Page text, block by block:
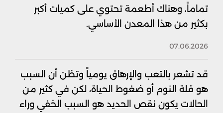
تماماً، وهناك أطعمة تحتوي على كميات أكبر
بكثير من هذا المعدن الأساسي.
07.06.2026
قد تشعر بالتعب والإرهاق يومياً وتظن أن السبب
هو قلة النوم أو ضغوط الحياة، لكن في كثير من
الحالات يكون نقص الحديد هو السبب الخفي وراء